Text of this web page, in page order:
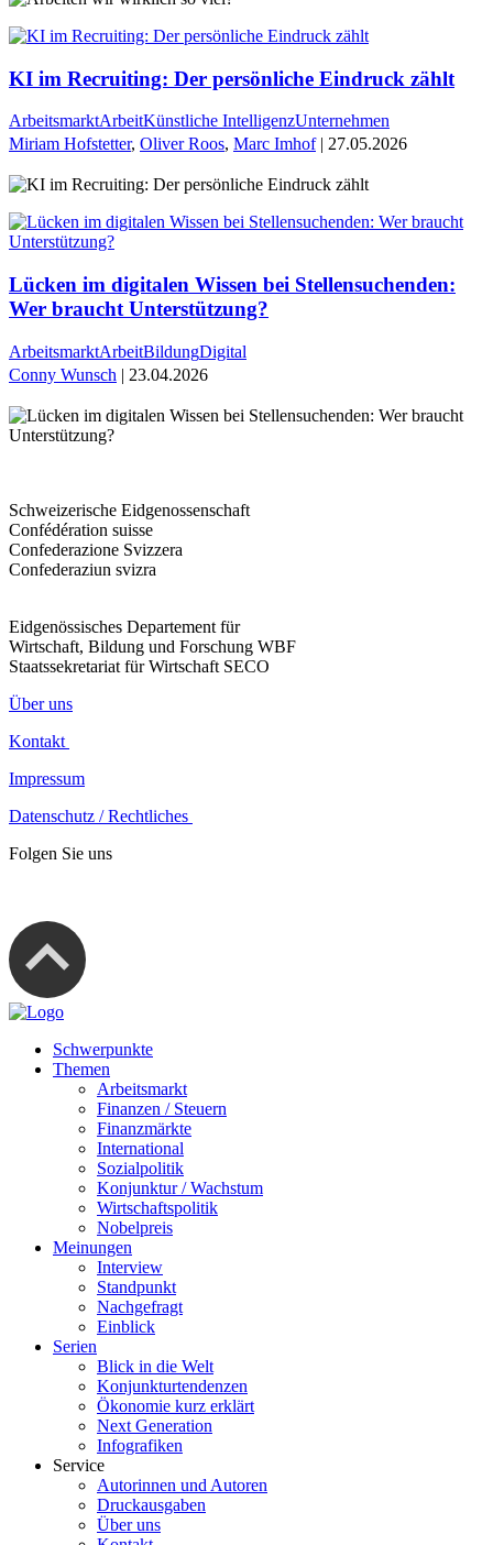
KI im Recruiting: Der persönliche Eindruck zählt
ArbeitsmarktArbeitKünstliche IntelligenzUnternehmen
Miriam Hofstetter, Oliver Roos, Marc Imhof| 27.05.2026
Lücken im digitalen Wissen bei Stellensuchenden:
Wer braucht Unterstützung?
ArbeitsmarktArbeitBildungDigital
Conny Wunsch | 23.04.2026
Schweizerische Eidgenossenschaft
Confédération suisse
Confederazione Svizzera
Confederaziun svizra
Eidgenössisches Departement für
Wirtschaft, Bildung und Forschung WBF
Staatssekretariat für Wirtschaft SECO
Über uns
Kontakt
Impressum
Datenschutz / Rechtliches
Folgen Sie uns
Schwerpunkte
Themen
Arbeitsmarkt
Finanzen / Steuern
Finanzmärkte
International
Sozialpolitik
Konjunktur / Wachstum
Wirtschaftspolitik
Nobelpreis
Meinungen
Interview
Standpunkt
Nachgefragt
Einblick
Serien
Blick in die Welt
Konjunkturtendenzen
Ökonomie kurz erklärt
Next Generation
Infografiken
Service
Autorinnen und Autoren
Druckausgaben
Über uns